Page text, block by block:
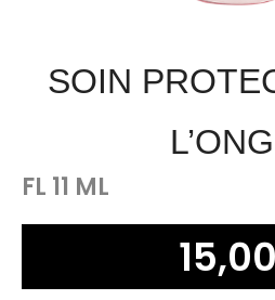
SOIN
FL 11 ML
15,00